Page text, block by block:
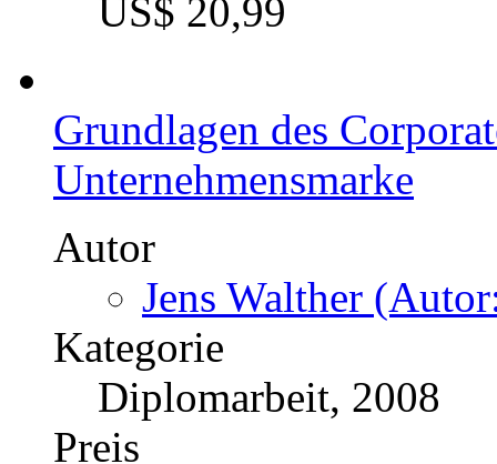
Autor
Kategorie
Diplomarbeit, 2002
Preis
US$ 22,99